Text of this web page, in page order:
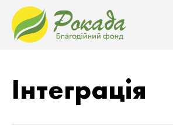
Інтеграція